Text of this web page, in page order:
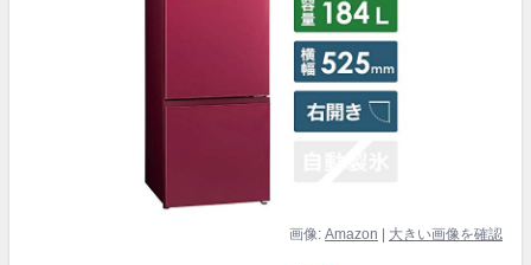
画像: Amazon 大きい画像を確認